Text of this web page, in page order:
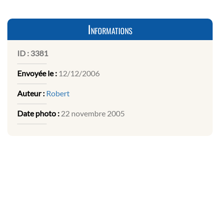
Informations
ID : 3381
Envoyée le : 12/12/2006
Auteur : Robert
Date photo : 22 novembre 2005